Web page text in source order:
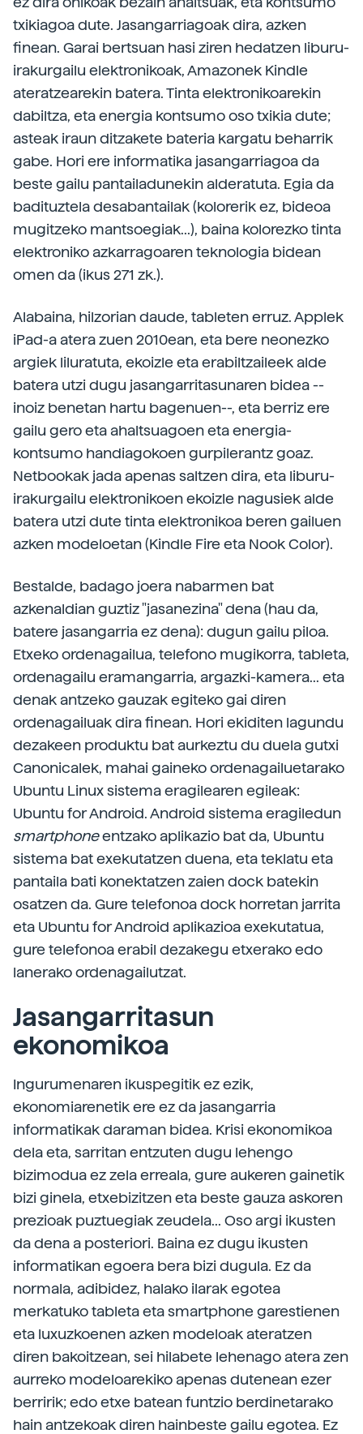
txikiagoa dute. Jasangarriagoak dira, azken
finean. Garai bertsuan hasi ziren hedatzen liburu-
irakurgailu elektronikoak, Amazonek Kindle
ateratzearekin batera. Tinta elektronikoarekin
dabiltza, eta energia kontsumo oso txikia dute;
asteak iraun ditzakete bateria kargatu beharrik
gabe. Hori ere informatika jasangarriagoa da
beste gailu pantailadunekin alderatuta. Egia da
badituztela desabantailak (kolorerik ez, bideoa
mugitzeko mantsoegiak...), baina kolorezko tinta
elektroniko azkarragoaren teknologia bidean
omen da (ikus 271 zk.).
Alabaina, hilzorian daude, tableten erruz. Applek
iPad-a atera zuen 2010ean, eta bere neonezko
argiek liluratuta, ekoizle eta erabiltzaileek alde
batera utzi dugu jasangarritasunaren bidea --
inoiz benetan hartu bagenuen--, eta berriz ere
gailu gero eta ahaltsuagoen eta energia-
kontsumo handiagokoen gurpilerantz goaz.
Netbookak jada apenas saltzen dira, eta liburu-
irakurgailu elektronikoen ekoizle nagusiek alde
batera utzi dute tinta elektronikoa beren gailuen
azken modeloetan (Kindle Fire eta Nook Color).
Bestalde, badago joera nabarmen bat
azkenaldian guztiz "jasanezina" dena (hau da,
batere jasangarria ez dena): dugun gailu piloa.
Etxeko ordenagailua, telefono mugikorra, tableta,
ordenagailu eramangarria, argazki-kamera... eta
denak antzeko gauzak egiteko gai diren
ordenagailuak dira finean. Hori ekiditen lagundu
dezakeen produktu bat aurkeztu du duela gutxi
Canonicalek, mahai gaineko ordenagailuetarako
Ubuntu Linux sistema eragilearen egileak:
Ubuntu for Android. Android sistema eragiledun
smartphoneentzako aplikazio bat da, Ubuntu
sistema bat exekutatzen duena, eta teklatu eta
pantaila bati konektatzen zaien dock batekin
osatzen da. Gure telefonoa dock horretan jarrita
eta Ubuntu for Android aplikazioa exekutatua,
gure telefonoa erabil dezakegu etxerako edo
lanerako ordenagailutzat.
Jasangarritasun
ekonomikoa
Ingurumenaren ikuspegitik ez ezik,
ekonomiarenetik ere ez da jasangarria
informatikak daraman bidea. Krisi ekonomikoa
dela eta, sarritan entzuten dugu lehengo
bizimodua ez zela erreala, gure aukeren gainetik
bizi ginela, etxebizitzen eta beste gauza askoren
prezioak puztuegiak zeudela... Oso argi ikusten
da dena a posteriori. Baina ez dugu ikusten
informatikan egoera bera bizi dugula. Ez da
normala, adibidez, halako ilarak egotea
merkatuko tableta eta smartphone garestienen
eta luxuzkoenen azken modeloak ateratzen
diren bakoitzean, sei hilabete lehenago atera zen
aurreko modeloarekiko apenas dutenean ezer
berririk; edo etxe batean funtzio berdinetarako
hain antzekoak diren hainbeste gailu egotea. Ez